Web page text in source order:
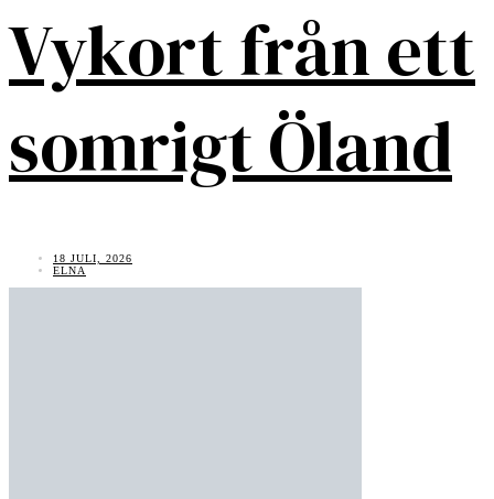
Vykort från ett
somrigt Öland
18 JULI, 2026
ELNA